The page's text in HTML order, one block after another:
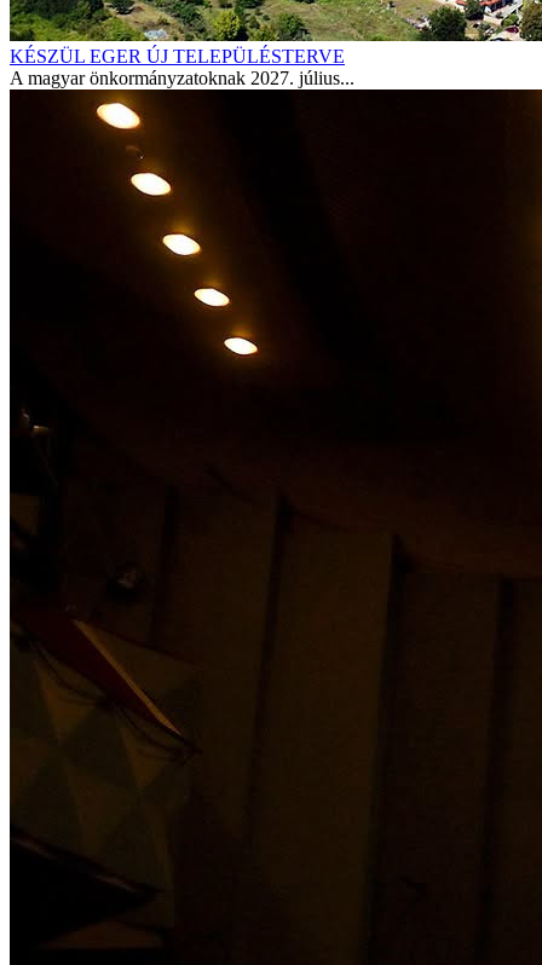
KÉSZÜL EGER ÚJ TELEPÜLÉSTERVE
A magyar önkormányzatoknak 2027. július...